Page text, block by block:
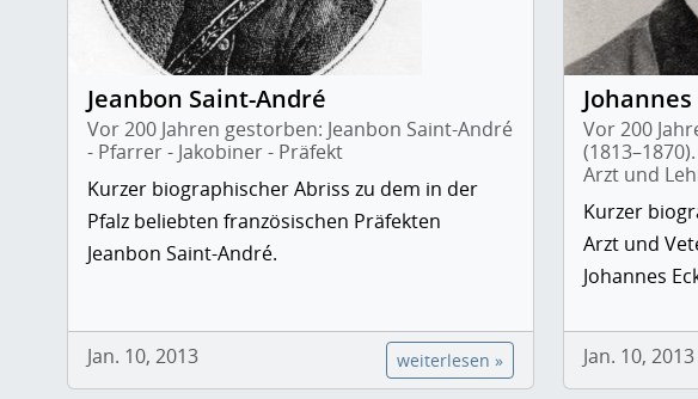
Jeanbon Saint-André
Vor 200 Jahren gestorben: Jeanbon Saint-André
- Pfarrer - Jakobiner - Präfekt
Kurzer biographischer Abriss zu dem in der
Pfalz beliebten französischen Präfekten
Jeanbon Saint-André.
Jan. 10, 2013 weiterlesen »
Vor 200
Arzt und
Kurzer
Arzt und
Johannes
Jan. 10, 2013